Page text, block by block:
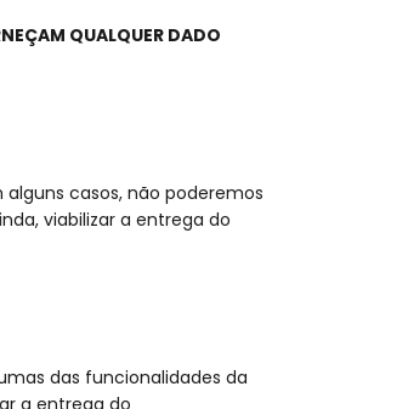
QUALQUER DADO
casos, não poderemos
viabilizar a entrega do
das funcionalidades da
a entrega do